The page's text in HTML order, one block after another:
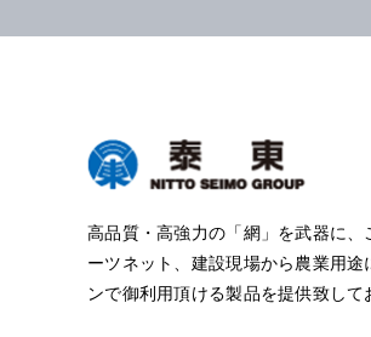
高品質・高強力の「網」を武器に、
ーツネット、建設現場から農業用
ンで御利用頂ける製品を提供致して